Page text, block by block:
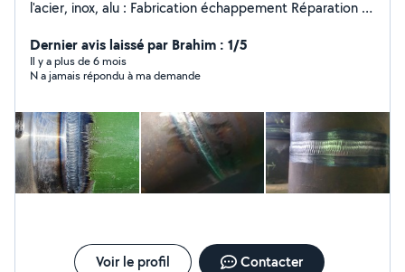
l'acier, inox, alu : Fabrication échappement Réparation et
contacter au 06-29-38-01-03
Dernier avis laissé par Brahim : 1/5
Il y a plus de 6 mois
N a jamais répondu à ma demande
Voir le profil Contacter